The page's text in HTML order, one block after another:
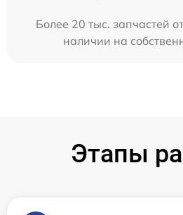
Более 20 тыс. запчастей
наличии на
Этапы